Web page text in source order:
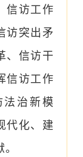
信访工作
访突出矛
、信访干
信访工作
治新模
代化、建